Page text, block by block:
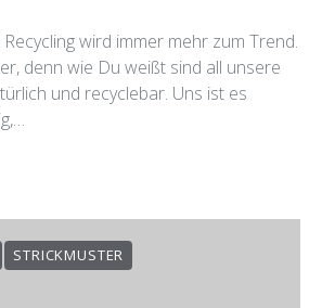
wird immer mehr zum Trend.
denn wie Du weißt sind all unsere
und recyclebar. Uns ist es
STRICKMUSTER